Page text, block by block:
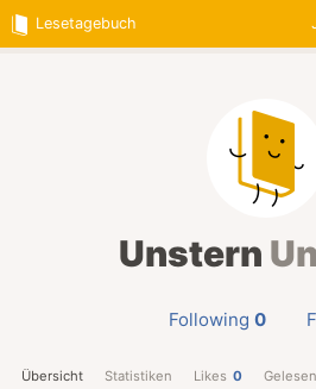
Lesetagebuch
Unstern
Following 0
Übersicht Statistiken Likes 0 Gelesen